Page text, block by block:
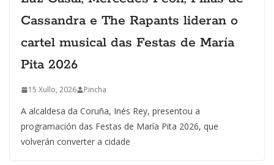
Cassandra e The Rapants lideran o
cartel musical das Festas de María
Pita 2026
15 Xullo, 2026 Pincha
A alcaldesa da Coruña, Inés Rey, presentou a
programación das Festas de María Pita 2026, que
volverán converter a cidade